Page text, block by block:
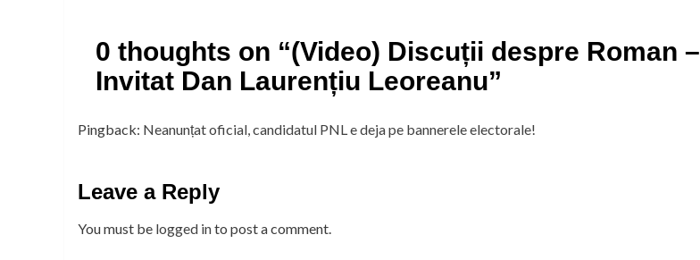
0 thoughts on “(Video) Discuții despre Roman –
Invitat Dan Laurențiu Leoreanu”
Pingback: Neanunțat oficial, candidatul PNL e deja pe bannerele electorale!
Leave a Reply
You must be logged into post a comment.